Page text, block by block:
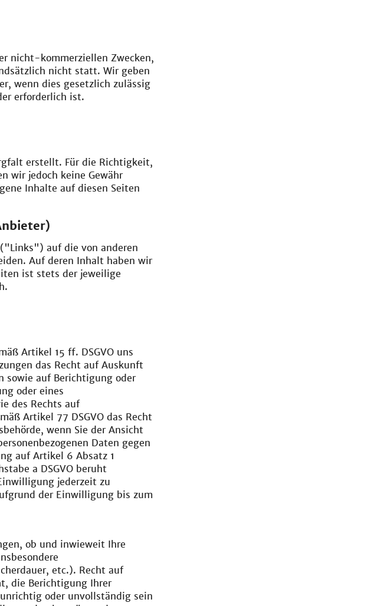
nicht-kommerziellen Zwecken,
nicht statt. Wir geben
wenn dies gesetzlich zulässig
erforderlich ist.
erstellt. Für die Richtigkeit,
wir jedoch keine Gewähr
Inhalte auf diesen Seiten
auf die von anderen
Auf deren Inhalt haben wir
ist stets der jeweilige
Artikel 15 ff. DSGVO uns
das Recht auf Auskunft
sowie auf Berichtigung oder
oder eines
des Rechts auf
Artikel 77 DSGVO das Recht
wenn Sie der Ansicht
Daten gegen
auf Artikel 6 Absatz 1
a DSGVO beruht
jederzeit zu
der Einwilligung bis zum
ob und inwieweit Ihre
etc.). Recht auf
die Berichtigung Ihrer
oder unvollständig sein